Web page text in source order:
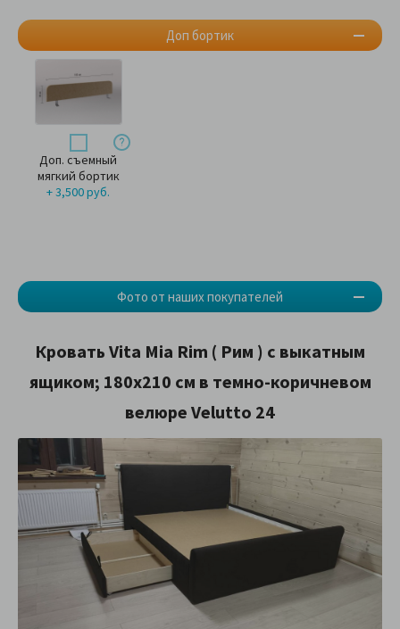
Доп бортик
Доп. съемный
мягкий бортик
+ 3,500 руб.
Фото от наших покупателей
Кровать Vita Mia Rim ( Рим ) с выкатным
ящиком; 180x210 см в темно-коричневом
велюре Velutto 24